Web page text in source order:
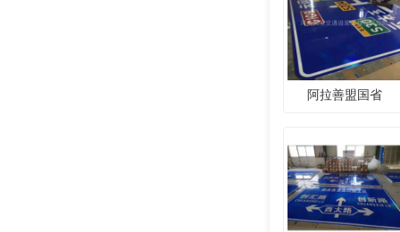
阿拉善盟国省